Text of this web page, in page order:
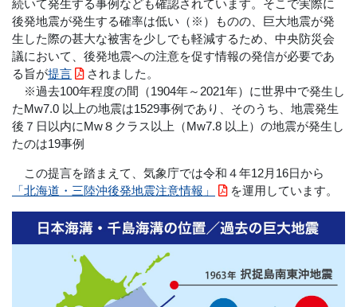
続いて発生する事例なども確認されています。そこで実際に
後発地震が発生する確率は低い（※）ものの、巨大地震が発
生した際の甚大な被害を少しでも軽減するため、中央防災会
議において、後発地震への注意を促す情報の発信が必要であ
る旨が提言
されました。
※過去100年程度の間（1904年～2021年）に世界中で発生し
たMw7.0 以上の地震は1529事例であり、そのうち、地震発生
後７日以内にMw８クラス以上（Mw7.8 以上）の地震が発生し
たのは19事例
この提言を踏まえて、気象庁では令和４年12月16日から
「北海道・三陸沖後発地震注意情報」
を運用しています。